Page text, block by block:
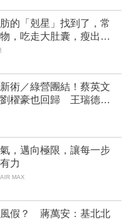
的「剋星」找到了，常
，吃走大肚囊，瘦出小
術／綠營團結！蔡英文
櫂豪也回歸 王瑞德預
黨最接近拿下台東的一
，邁向極限，讓每一步
力
MAX
假？ 蔣萬安：基北北